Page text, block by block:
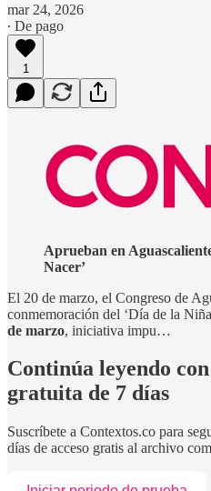
mar 24, 2026
∙ De pago
1
Aprueban en
Nacer’
El 20 de marzo, el Congreso de
conmemoración del ‘Día de la
de marzo, iniciativa impu…
Continúa leyendo
gratuita de 7 días
Suscríbete a Contextos.co para
días de acceso gratis al archivo